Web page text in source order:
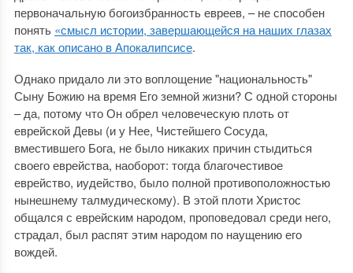
первоначальную богоизбранность евреев, – не способен
понять «смысл истории, завершающейся на наших глазах
так, как описано в Апокалипсисе.
Однако придало ли это воплощение "национальность"
Сыну Божию на время Его земной жизни? С одной стороны
– да, потому что Он обрел человеческую плоть от
еврейской Девы (и у Нее, Чистейшего Сосуда,
вместившего Бога, не было никаких причин стыдиться
своего еврейства, наоборот: тогда благочестивое
еврейство, иудейство, было полной противоположностью
нынешнему талмудическому). В этой плоти Христос
общался с еврейским народом, проповедовал среди него,
страдал, был распят этим народом по наущению его
вождей.